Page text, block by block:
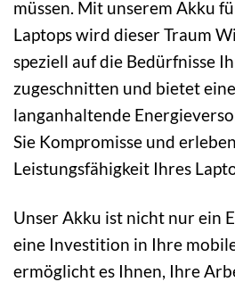
müssen. Mit unserem Akku
Laptops wird dieser Traum
speziell auf die Bedürfnisse
zugeschnitten und bietet
langanhaltende
Sie Kompromisse und
Leistungsfähigkeit Ihres
Unser Akku ist nicht nur ein
eine Investition in Ihre
ermöglicht es Ihnen, Ihre